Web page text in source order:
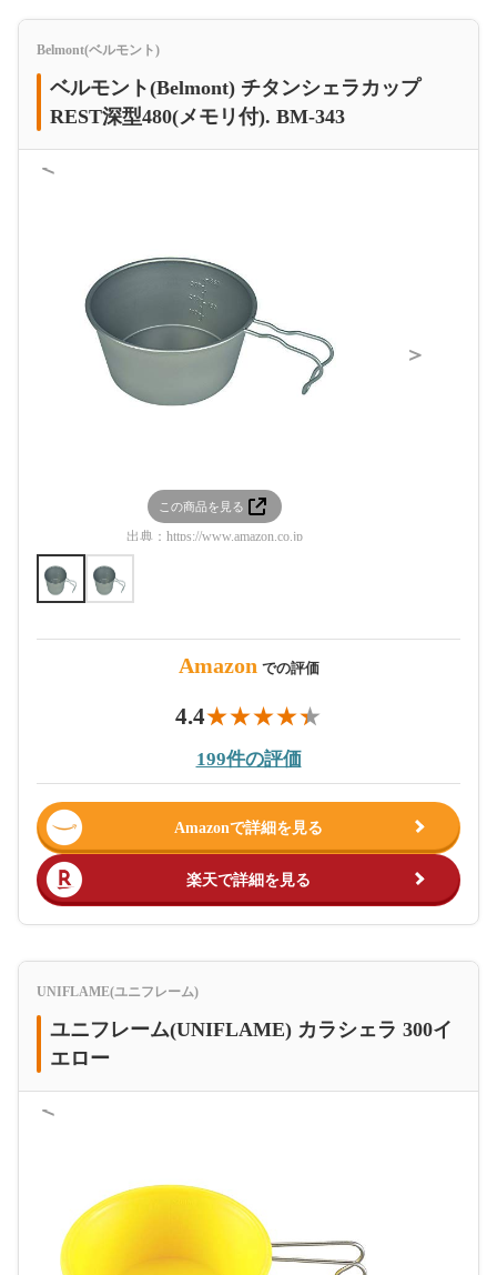
Belmont(ベルモント)
ベルモント(Belmont) チタンシェラカップ
REST深型480(メモリ付). BM-343
＜
この商品を見る
出典： https://www.amazon.co.jp
＞
Amazon での評価
4.4
199件の評価
Amazonで詳細を見る
楽天で詳細を見る
UNIFLAME(ユニフレーム)
ユニフレーム(UNIFLAME) カラシェラ 300イ
エロー
＜